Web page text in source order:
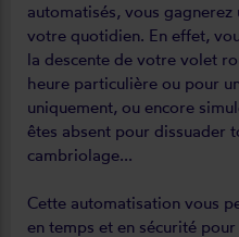
automatisés, vous
votre quotidien. En effet,
la descente de votre volet
heure particulière ou pour
uniquement, ou encore
êtes absent pour dissuader
cambriolage...
Cette automatisation vous
en temps et en sécurité